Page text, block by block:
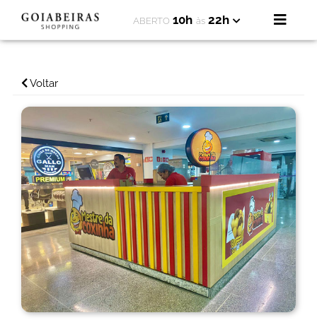
ABERTO 10h às 22h
Voltar